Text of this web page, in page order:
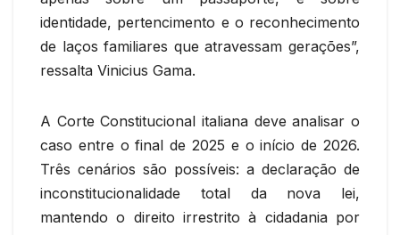
identidade, pertencimento e o reconhecimento
de laços familiares que atravessam gerações”,
ressalta Vinicius Gama.
A Corte Constitucional italiana deve analisar o
caso entre o final de 2025 e o início de 2026.
Três cenários são possíveis: a declaração de
inconstitucionalidade total da nova lei,
mantendo o direito irrestrito à cidadania por